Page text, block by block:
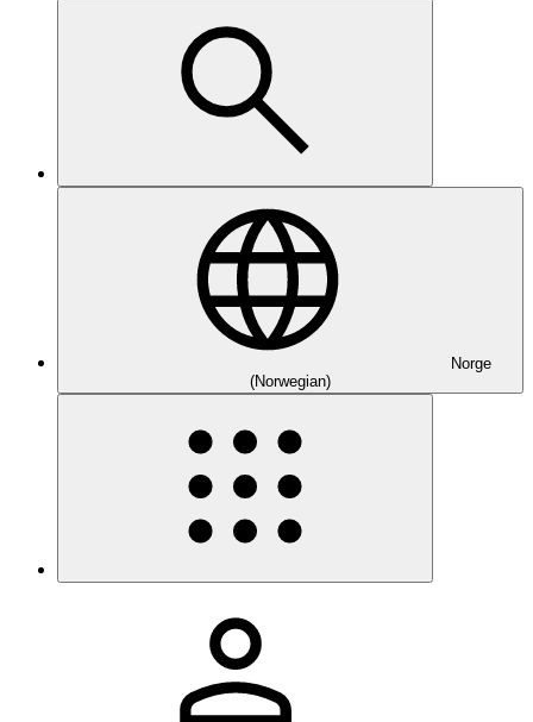
Norge
(Norwegian)